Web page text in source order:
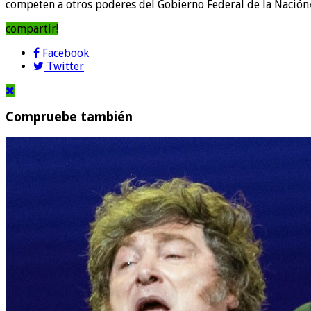
competen a otros poderes del Gobierno Federal de la
compartir!
Facebook
Twitter
Compruebe también